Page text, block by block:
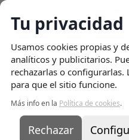
Tu privacidad
Usamos cookies propias y
analíticos y publicitarios.
rechazarlas o configurarlas.
para que el sitio funcione.
Más info en la Política de cookies.
Rechazar
Envio Gratisen pedidos